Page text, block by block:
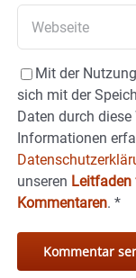
Mit der
sich mit der
Daten durch
Informationen
unseren Leitfaden
Kommentaren. *